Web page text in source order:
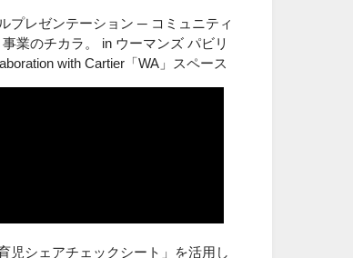
プレゼンテーション ─ コミュニティ
業のチカラ。 in ウーマンズ パビリ
with Cartier「WA」スペース
児シェアチェックシート」を活用し